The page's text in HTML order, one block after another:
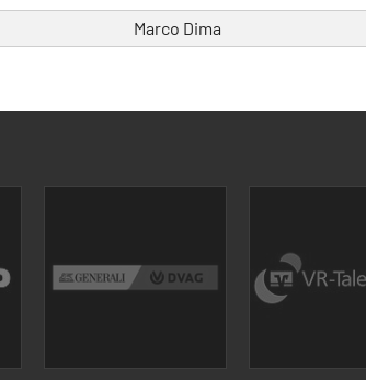
Marco Dima